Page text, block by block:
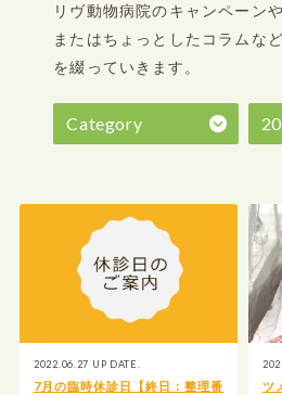
リヴ動物病院のキャンペーン
またはちょっとしたコラムな
を綴っていきます。
Category
2022.06.27 UP DATE.
7月の臨時休診日【終日：整理番
ツ